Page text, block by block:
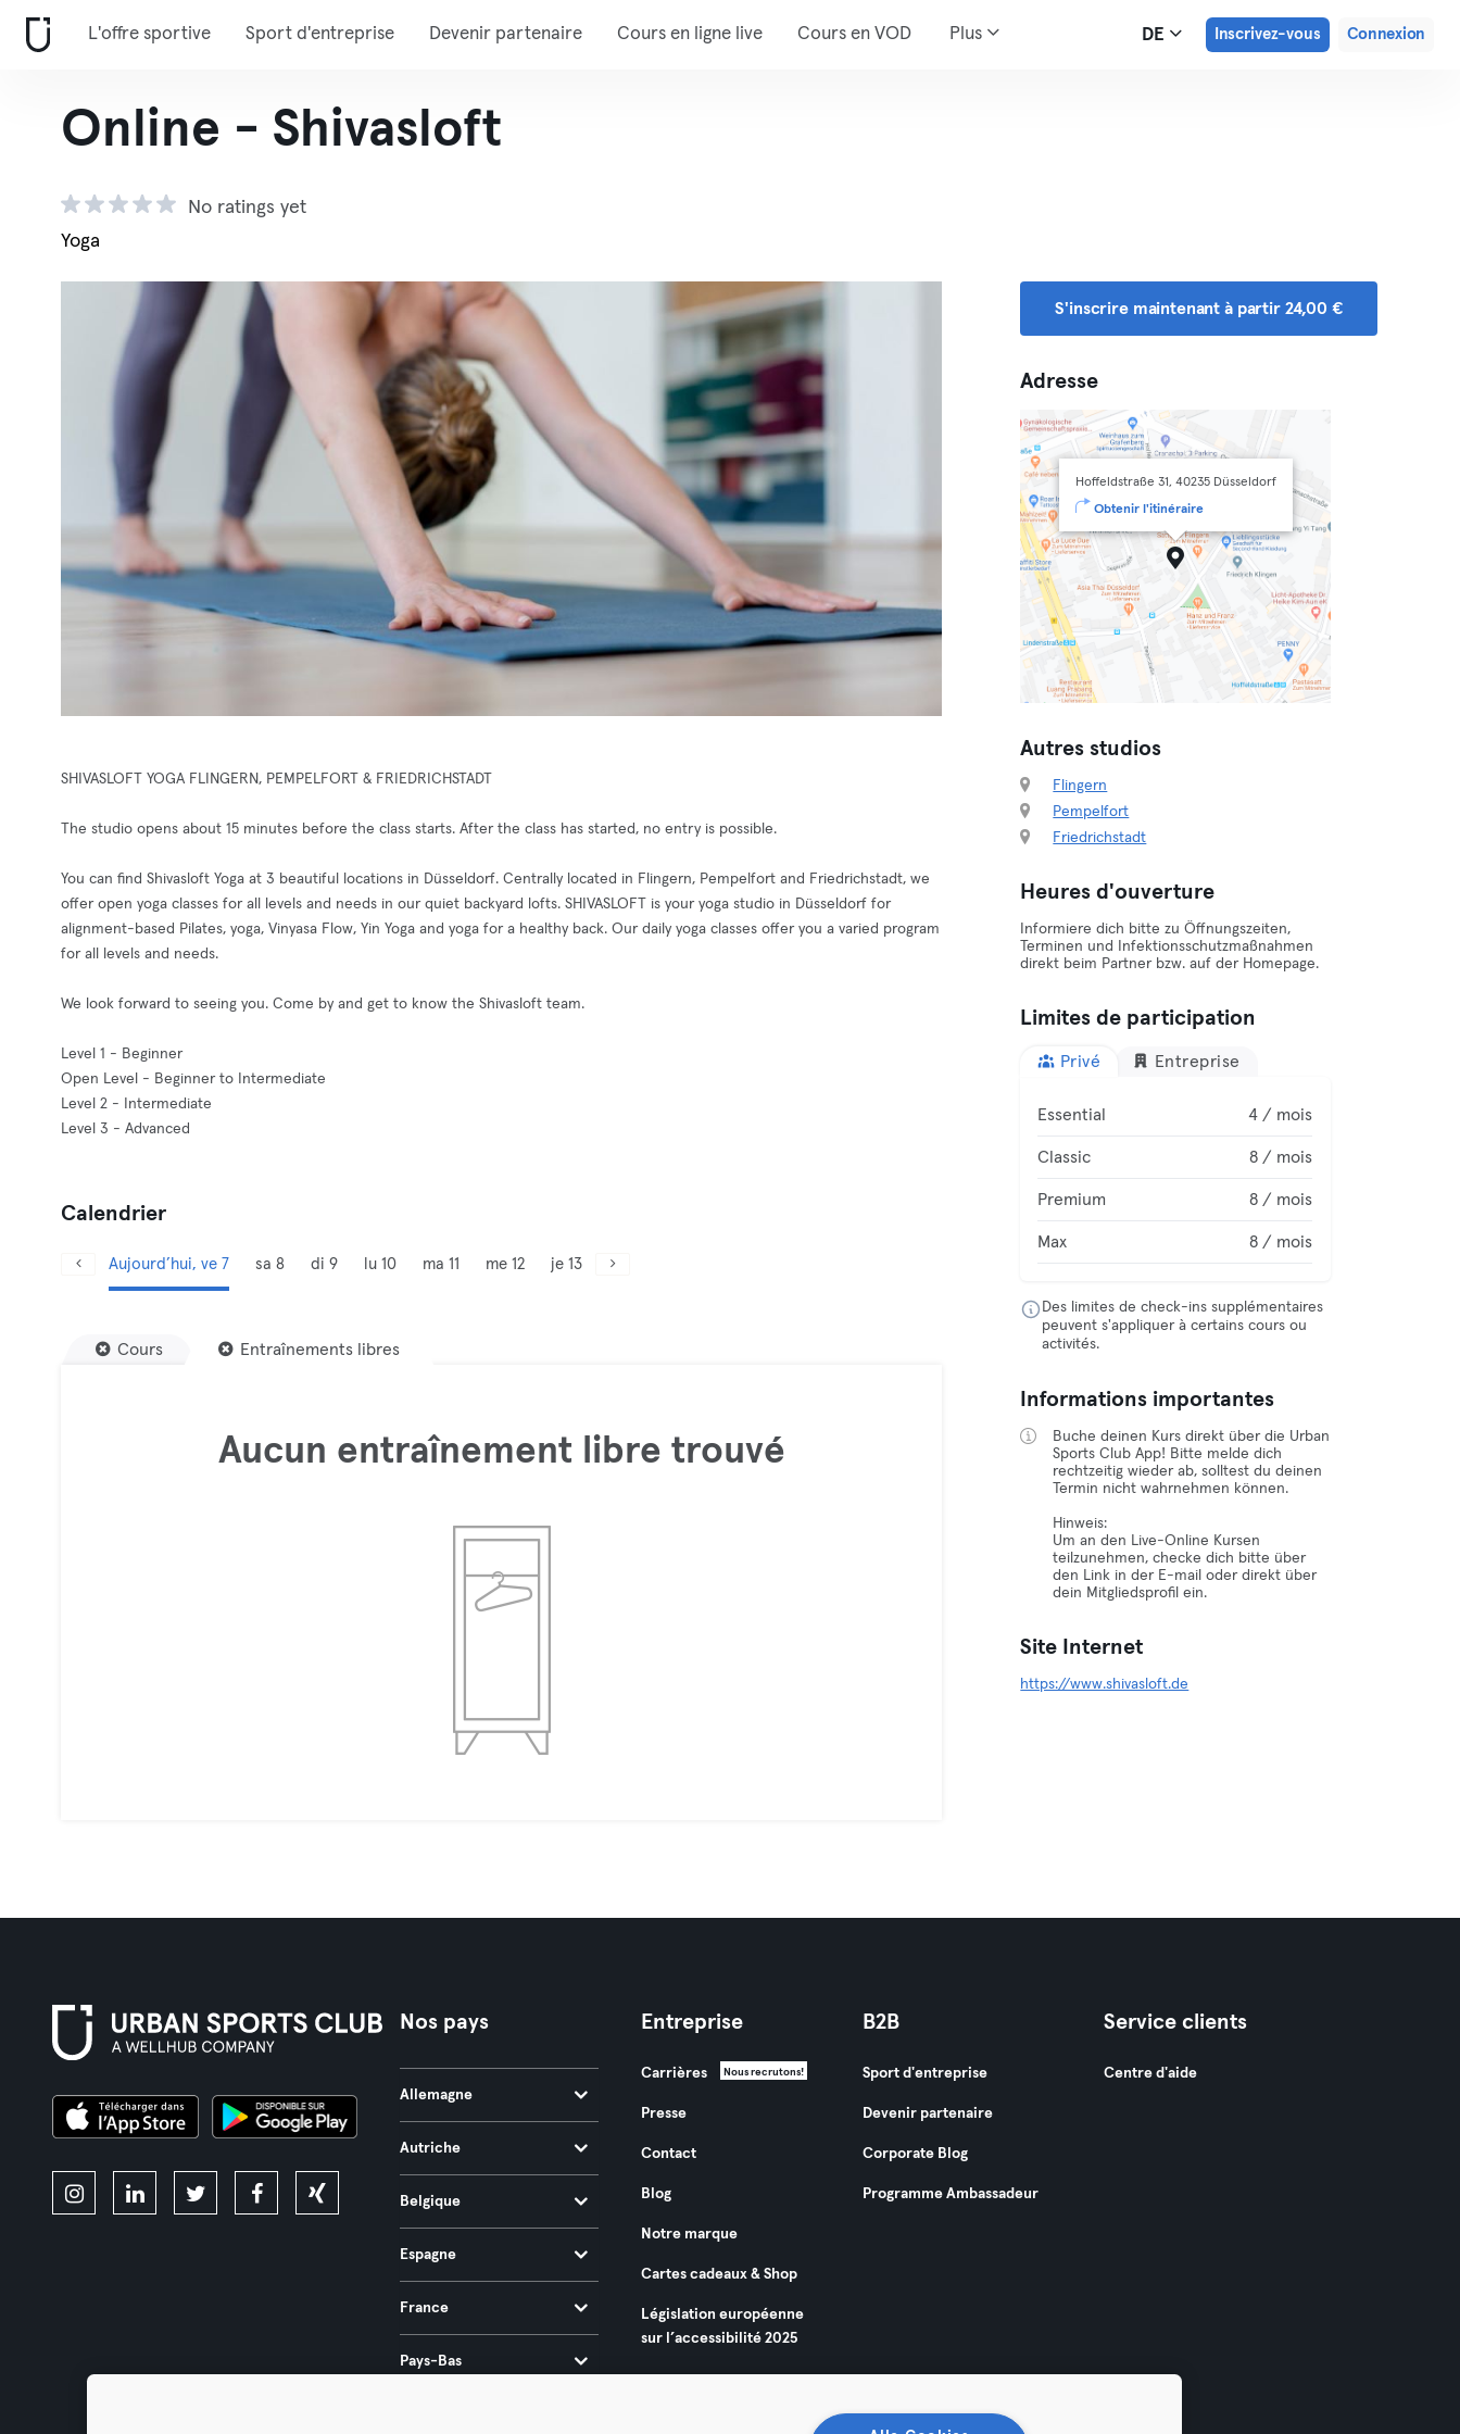
L'offre sportive Sport d'entreprise Devenir partenaire Cours en ligne live Cours en VOD Plus DE Inscrivez-vous Connexion
Online - Shivasloft
No ratings yet
Yoga
SHIVASLOFT YOGA FLINGERN, PEMPELFORT & FRIEDRICHSTADT
The studio opens about 15 minutes before the class starts. After the class has started, no entry is possible.
You can find Shivasloft Yoga at 3 beautiful locations in Düsseldorf. Centrally located in Flingern, Pempelfort and Friedrichstadt, we
offer open yoga classes for all levels and needs in our quiet backyard lofts. SHIVASLOFT is your yoga studio in Düsseldorf for
alignment-based Pilates, yoga, Vinyasa Flow, Yin Yoga and yoga for a healthy back. Our daily yoga classes offer you a varied program
for all levels and needs.
We look forward to seeing you. Come by and get to know the Shivasloft team.
Level 1 - Beginner
Open Level - Beginner to Intermediate
Level 2 - Intermediate
Level 3 - Advanced
Calendrier
Aujourd’hui, ve 7 sa 8 di 9 lu 10 ma 11 me 12 je 13
Cours Entraînements libres
Aucun entraînement libre trouvé
S'inscrire maintenant à partir 24,00 €
Adresse
Hoffeldstraße 31, 40235 Düsseldorf
Obtenir l'itinéraire
Autres studios
Flingern
Pempelfort
Friedrichstadt
Heures d'ouverture
Informiere dich bitte zu Öffnungszeiten,
Terminen und Infektionsschutzmaßnahmen
direkt beim Partner bzw. auf der Homepage.
Limites de participation
Privé Entreprise
Essential 4 / mois
Classic 8 / mois
Premium 8 / mois
Max 8 / mois
Des limites de check-ins supplémentaires
peuvent s'appliquer à certains cours ou
activités.
Informations importantes
Buche deinen Kurs direkt über die Urban
Sports Club App! Bitte melde dich
rechtzeitig wieder ab, solltest du deinen
Termin nicht wahrnehmen können.
Hinweis:
Um an den Live-Online Kursen
teilzunehmen, checke dich bitte über
den Link in der E-mail oder direkt über
dein Mitgliedsprofil ein.
Site Internet
https://www.shivasloft.de
Nos pays
Allemagne
Autriche
Belgique
Espagne
France
Pays-Bas
Entreprise
Carrières Nous recrutons!
Presse
Contact
Blog
Notre marque
Cartes cadeaux & Shop
Législation européenne
sur l’accessibilité 2025
B2B
Sport d'entreprise
Devenir partenaire
Corporate Blog
Programme Ambassadeur
Service clients
Centre d'aide